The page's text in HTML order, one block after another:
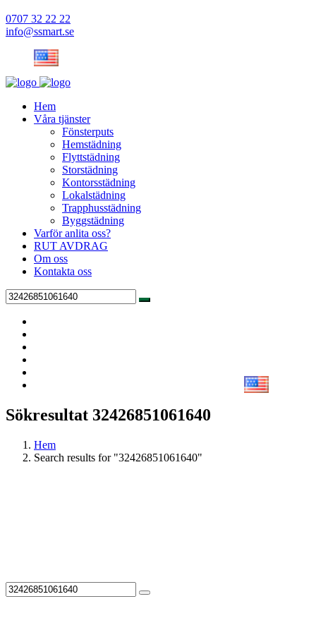
0707 32 22 22
info@ssmart.se
Hem
Våra tjänster
Fönsterputs
Hemstädning
Flyttstädning
Storstädning
Kontorsstädning
Lokalstädning
Trapphusstädning
Byggstädning
Varför anlita oss?
RUT AVDRAG
Om oss
Kontakta oss
Sökresultat 32426851061640
Hem
Search results for "32426851061640"